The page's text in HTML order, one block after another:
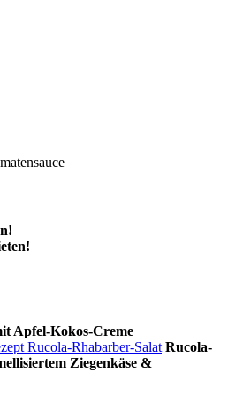
Apfel-Kokos-Creme
Rucola-
Ziegenkäse &